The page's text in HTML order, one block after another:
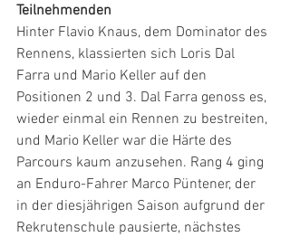
Teilnehmenden
Hinter Flavio Knaus, dem Dominator des
Rennens, klassierten sich Loris Dal
Farra und Mario Keller auf den
Positionen 2 und 3. Dal Farra genoss es,
wieder einmal ein Rennen zu bestreiten,
und Mario Keller war die Härte des
Parcours kaum anzusehen. Rang 4 ging
an Enduro-Fahrer Marco Püntener, der
in der diesjährigen Saison aufgrund der
Rekrutenschule pausierte, nächstes